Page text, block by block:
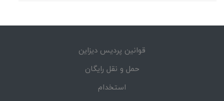
قوانین پردیس دیزاین
حمل و نقل رایگان
استخدام